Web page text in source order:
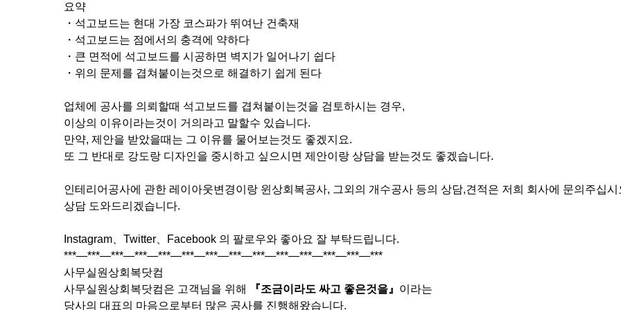
요약
・석고보드는 현대 가장 코스파가 뛰여난 건축재
・석고보드는 점에서의 충격에 약하다
・큰 면적에 석고보드를 시공하면 벽지가 일어나기 쉽다
・위의 문제를 겹쳐붙이는것으로 해결하기 쉽게 된다
업체에 공사를 의뢰할때 석고보드를 겹쳐붙이는것을 검토하시는 경우,
이상의 이유이라는것이 거의라고 말할수 있습니다.
만약, 제안을 받았을때는 그 이유를 물어보는것도 좋겠지요.
또 그 반대로 강도랑 디자인을 중시하고 싶으시면 제안이랑 상담을 받는것도 좋겠습니다.
인테리어공사에 관한 레이아웃변경이랑 윈상회복공사, 그외의 개수공사 등의 상담,견적은 저희 회사에 문의주십시
상담 도와드리겠습니다.
Instagram、Twitter、Facebook 의 팔로우와 좋아요 잘 부탁드립니다.
***―***―***―***―***―***―***―***―***―***―***―***―***―***
사무실원상회복닷컴
사무실원상회복닷컴은 고객님을 위해
『조금이라도 싸고 좋은것을 』 이라는
당사의 대표의 마음으로부터 많은 공사를 진행해왔습니다.